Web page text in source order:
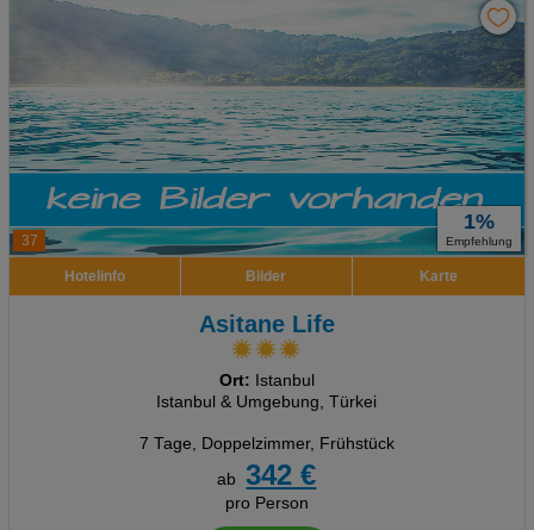
37
1%
Empfehlung
Hotelinfo Bilder Karte
Asitane Life
Ort: Istanbul
Istanbul & Umgebung, Türkei
7 Tage, Doppelzimmer, Frühstück
ab
342 €
pro Person